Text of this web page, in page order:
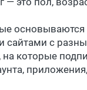
с
которые